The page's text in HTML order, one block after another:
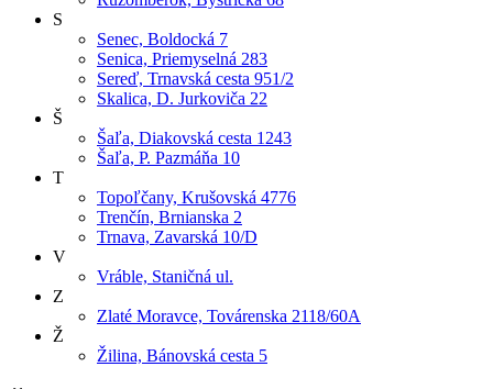
S
Senec, Boldocká 7
Senica, Priemyselná 283
Sereď, Trnavská cesta 951/2
Skalica, D. Jurkoviča 22
Š
Šaľa, Diakovská cesta 1243
Šaľa, P. Pazmáňa 10
T
Topoľčany, Krušovská 4776
Trenčín, Brnianska 2
Trnava, Zavarská 10/D
V
Vráble, Staničná ul.
Z
Zlaté Moravce, Továrenska 2118/60A
Ž
Žilina, Bánovská cesta 5